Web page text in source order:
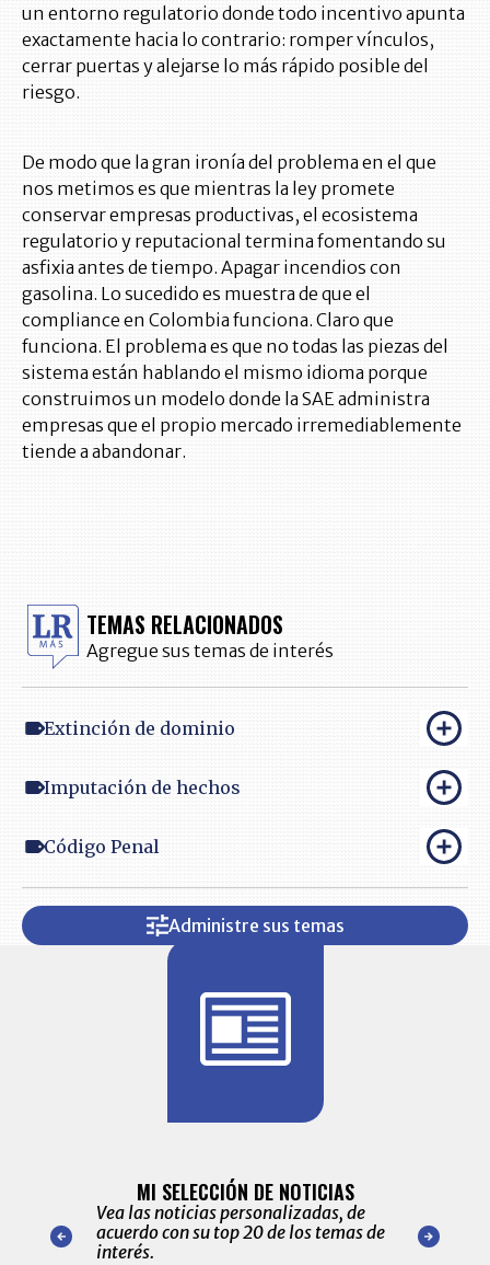
un entorno regulatorio donde todo incentivo apunta
exactamente hacia lo contrario: romper vínculos,
cerrar puertas y alejarse lo más rápido posible del
riesgo.
De modo que la gran ironía del problema en el que
nos metimos es que mientras la ley promete
conservar empresas productivas, el ecosistema
regulatorio y reputacional termina fomentando su
asfixia antes de tiempo. Apagar incendios con
gasolina. Lo sucedido es muestra de que el
compliance en Colombia funciona. Claro que
funciona. El problema es que no todas las piezas del
sistema están hablando el mismo idioma porque
construimos un modelo donde la SAE administra
empresas que el propio mercado irremediablemente
tiende a abandonar.
TEMAS RELACIONADOS
Agregue sus temas de interés
Extinción de dominio
Imputación de hechos
Código Penal
Administre sus temas
nuestro
para
MI SELECCIÓN DE NOTICIAS
Vea las noticias personalizadas, de
acuerdo con su top 20 de los temas de
interés.
de las